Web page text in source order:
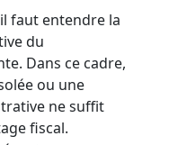
faut entendre la
du
Dans ce cadre,
ou une
ne suffit
fiscal.